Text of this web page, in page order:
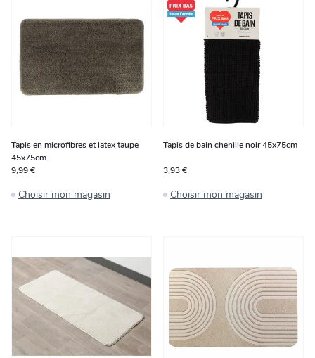
Tapis en microfibres et latex taupe
45x75cm
9,99 €
Choisir mon magasin
Tapis de bain chenille noir 45x75cm
3,93 €
Choisir mon magasin